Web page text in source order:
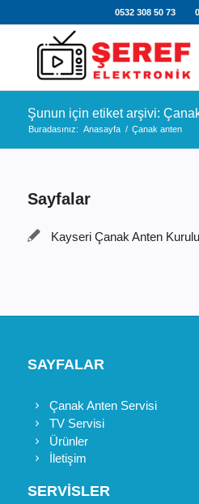
0532 308 50 73
Şunun için etiket arşivi:
Buradasınız: Anasayfa / Çanak anten
Sayfalar
Kayseri Çanak Anten
SAYFALAR
Çanak Anten Servisi
TV Servisi
Ürünler
İletişim
SERVİSLER